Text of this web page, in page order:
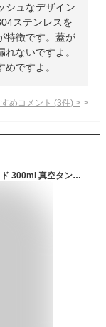
シュなデザイン
ステンレスを
特徴です。蓋が
ないですよ。
ですよ。
めコメント (3件) >
レビューで特典【送料無料】ウォールマグ シェイド 300ml 真空タンブラー 蓋付き こぼれない ステンレスマグ 魔法瓶 真空断熱 持ち運び 保冷 保温 結露しない コーヒーマグ コーヒータンブラー アウトドア タンブラー 車 ドリンクホルダー RIVERS リバーズ 公式